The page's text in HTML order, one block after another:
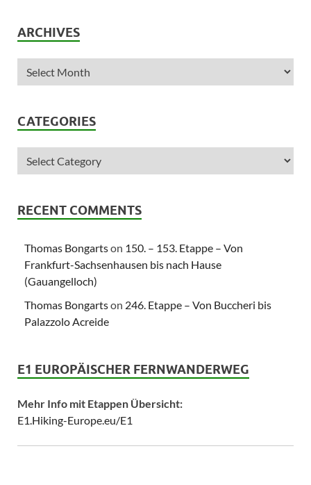
ARCHIVES
CATEGORIES
RECENT COMMENTS
Thomas Bongartson 150. – 153. Etappe – Von
Frankfurt-Sachsenhausen bis nach Hause
(Gauangelloch)
Thomas Bongartson 246. Etappe – Von Buccheri bis
Palazzolo Acreide
E1 EUROPÄISCHER FERNWANDERWEG
Mehr Info mit Etappen Übersicht:
E1.Hiking-Europe.eu/E1